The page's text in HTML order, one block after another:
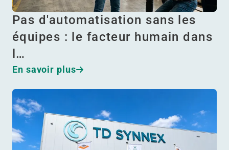
Pas d'automatisation sans les
équipes : le facteur humain dans
l…
En savoir plus